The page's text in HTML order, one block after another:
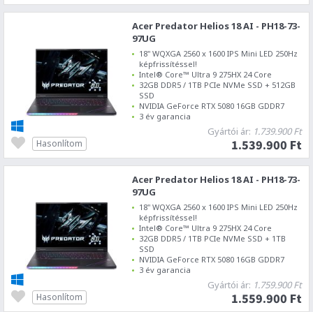
Acer Predator Helios 18 AI - PH18-73-
97UG
18" WQXGA 2560 x 1600 IPS Mini LED 250Hz
képfrissítéssel!
Intel® Core™ Ultra 9 275HX 24 Core
32GB DDR5 / 1TB PCIe NVMe SSD + 512GB
SSD
NVIDIA GeForce RTX 5080 16GB GDDR7
3 év garancia
Gyártói ár: 1.739.900 Ft
1.539.900 Ft
Hasonlítom
Acer Predator Helios 18 AI - PH18-73-
97UG
18" WQXGA 2560 x 1600 IPS Mini LED 250Hz
képfrissítéssel!
Intel® Core™ Ultra 9 275HX 24 Core
32GB DDR5 / 1TB PCIe NVMe SSD + 1TB
SSD
NVIDIA GeForce RTX 5080 16GB GDDR7
3 év garancia
Gyártói ár: 1.759.900 Ft
1.559.900 Ft
Hasonlítom